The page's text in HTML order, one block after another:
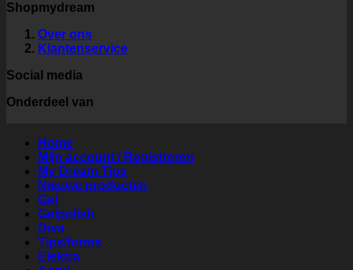
Shopmydream
Over ons
Klantenservice
Social media
Onderdeel van
Home
Mijn account / Registreren
My Dream Tips
Nieuwe producten
Gel
Gelpolish
Diva
Tips/forms
Elektra